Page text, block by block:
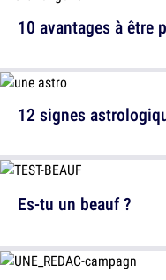
10 avantages à être
12 signes
Es-tu un beauf ?